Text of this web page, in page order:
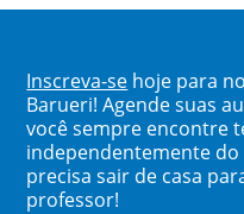
Inscreva-se hoje para
Barueri! Agende suas
você sempre encontre
independentemente
precisa sair de casa
professor!